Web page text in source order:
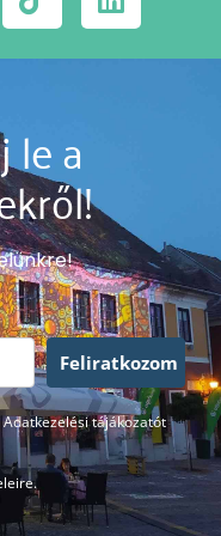
le a
Feliratkozom
tájákozatót